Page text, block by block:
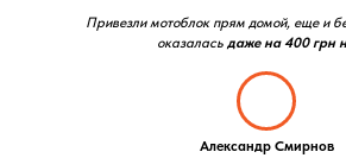
Александр Смирнов
Привезли мотоблок прям домой, еще и
оказалась даже на 400 грн